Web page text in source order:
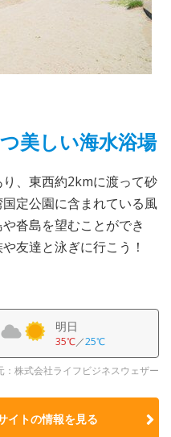
美しい海水浴場
、東西約2kmに渡って砂
定公園に含まれている風
沓島を望むことができ
友達と泳ぎに行こう！
明日
35℃／25℃
：株式会社ライフビジネスウェザー
イトの情報を見る